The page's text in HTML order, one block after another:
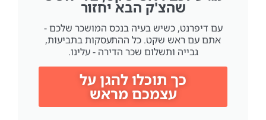
שהצ'ק הבא יחזור
עם דיפרנט, כשיש בעיה בנכס המושכר שלכם -
אתם עם ראש שקט. כל ההתעסקות בתביעות,
גבייה ותשלום שכר הדירה - עלינו.
כך תוכלו להגן על
עצמכם מראש